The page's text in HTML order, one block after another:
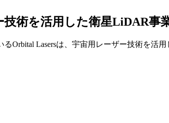
術を活用した衛星LiDAR事
Orbital Lasersは、宇宙用レーザー技術を